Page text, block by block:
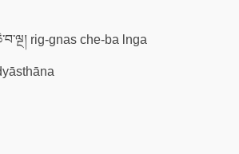
rig-gnas che-ba lnga